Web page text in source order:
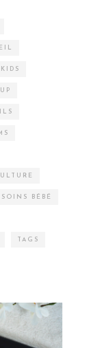
KIDS
SOINS BÉBÉ
TAGS